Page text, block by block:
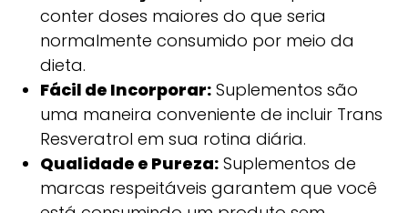
conter doses maiores do que seria
normalmente consumido por meio da
dieta.
Fácil de Incorporar:Suplementos são
uma maneira conveniente de incluir Trans
Resveratrol em sua rotina diária.
Qualidade e Pureza:Suplementos de
marcas respeitáveis garantem que você